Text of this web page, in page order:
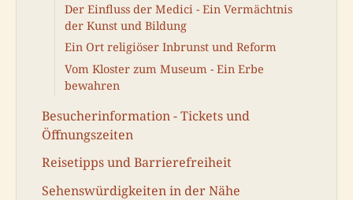
Der Einfluss der Medici - Ein Vermächtnis
der Kunst und Bildung
Ein Ort religiöser Inbrunst und Reform
Vom Kloster zum Museum - Ein Erbe
bewahren
Besucherinformation - Tickets und
Öffnungszeiten
Reisetipps und Barrierefreiheit
Sehenswürdigkeiten in der Nähe